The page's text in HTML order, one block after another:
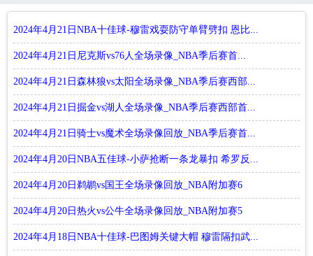
2024年4月21日NBA十佳球-穆雷戏耍防守单臂劈扣 恩比...
2024年4月21日尼克斯vs76人全场录像_NBA季后赛首...
2024年4月21日森林狼vs太阳全场录像_NBA季后赛西部...
2024年4月21日掘金vs湖人全场录像_NBA季后赛西部首...
2024年4月21日骑士vs魔术全场录像回放_NBA季后赛首...
2024年4月20日NBA五佳球-小萨抢断一条龙暴扣 希罗反...
2024年4月20日鹈鹕vs国王全场录像回放_NBA附加赛6
2024年4月20日热火vs公牛全场录像回放_NBA附加赛5
2024年4月18日NBA十佳球-巴图姆关键大帽 穆雷隔扣武...